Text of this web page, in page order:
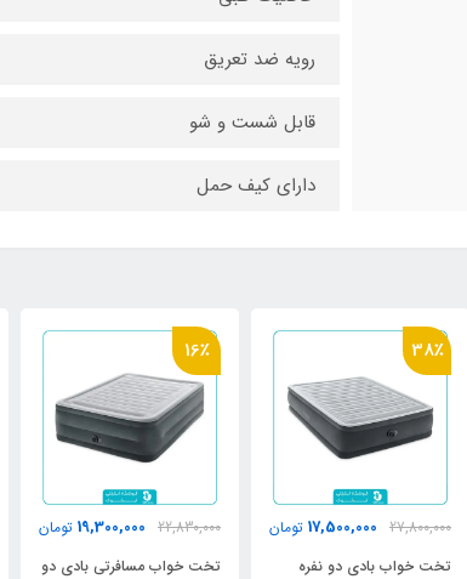
رویه ضد تعریق
قابل شست و شو
دارای کیف حمل
16٪
22,830,000
19,300,000 تومان
تخت خواب مسافرتی بادی دو
4٪
13,450,000
13,000,000 تومان
تخت خواب بادی عرض 99